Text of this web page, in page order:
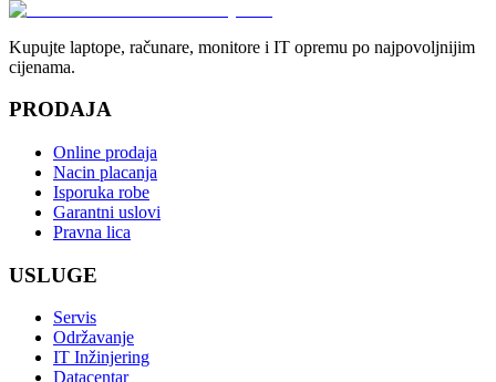
Kupujte laptope, računare, monitore i IT opremu po najpovoljnijim
cijenama.
PRODAJA
Online prodaja
Nacin placanja
Isporuka robe
Garantni uslovi
Pravna lica
USLUGE
Servis
Održavanje
IT Inžinjering
Datacentar